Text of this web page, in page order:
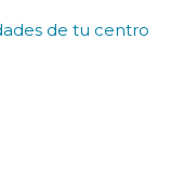
de tu centro